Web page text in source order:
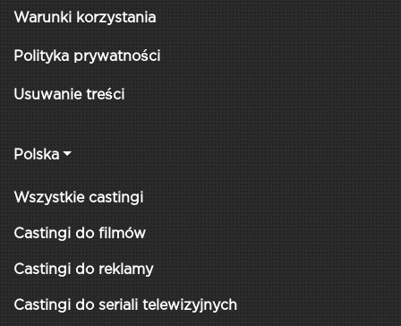
Warunki korzystania
Polityka prywatności
Usuwanie treści
Polska
Wszystkie castingi
Castingi do filmów
Castingi do reklamy
Castingi do seriali telewizyjnych